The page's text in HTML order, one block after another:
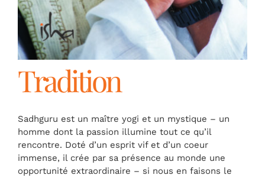
Tradition
Sadhguru est un maître yogi et un mystique – un
homme dont la passion illumine tout ce qu’il
rencontre. Doté d’un esprit vif et d’un coeur
immense, il crée par sa présence au monde une
opportunité extraordinaire – si nous en faisons le